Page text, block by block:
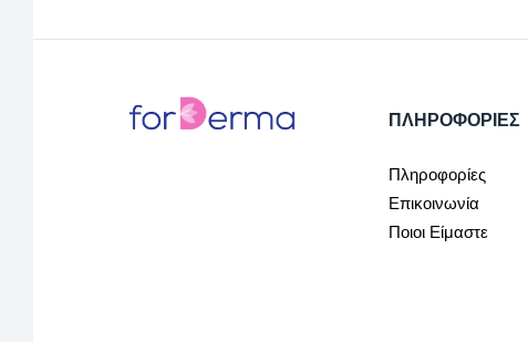
ΠΛΗΡΟΦΟΡΙΕΣ
Πληροφορίες
Επικοινωνία
Ποιοι Είμαστε